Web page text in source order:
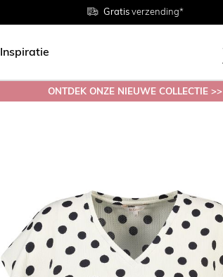
Gratisverzending*
Maten38 - 54
Gratisretourneren in de winkel
Inspiratie
ONTDEK ONZE NIEUWE COLLECTIE >>